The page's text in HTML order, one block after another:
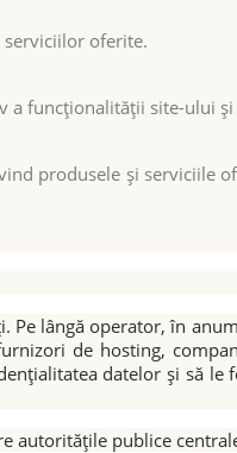
oferite.
a funcționalității site-ului
produsele și serviciile
lângă operator, în
de hosting,
datelor și să le
autoritățile publice